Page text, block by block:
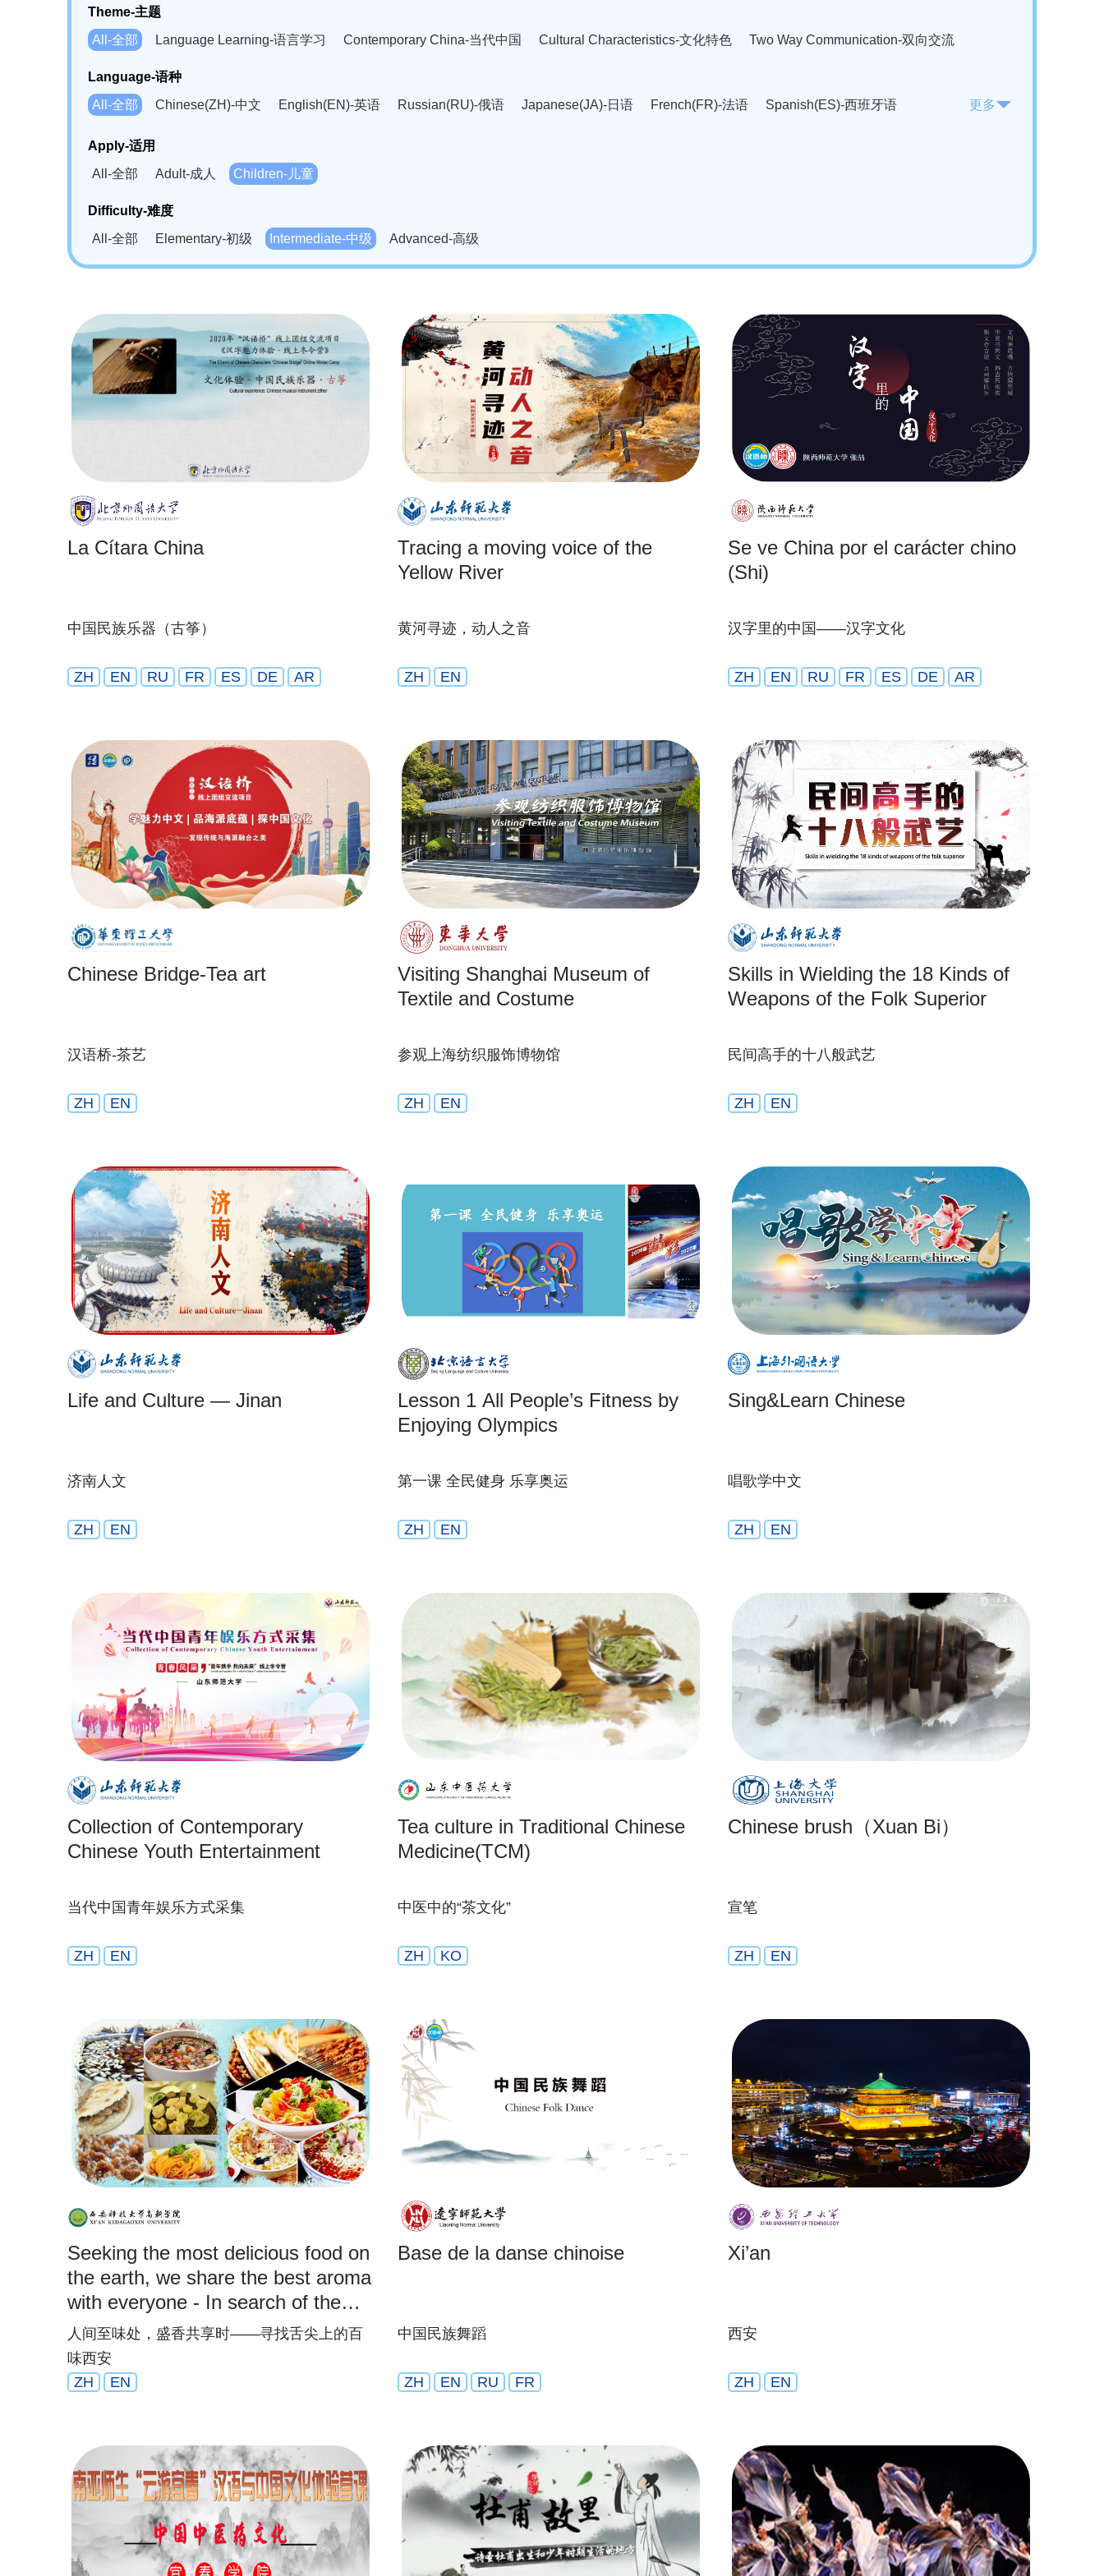
Theme-主题
All-全部
Language Learning-语言学习 Contemporary China-当代中国 Cultural Characteristics-文化特色 Two Way Communication-双向交流
Language-语种
All-全部
Chinese(ZH)-中文 English(EN)-英语 Russian(RU)-俄语 Japanese(JA)-日语 French(FR)-法语
Spanish(ES)-西班牙语
Bahasa Melayu(MS)-马来语
Swahili(SW)-斯瓦西里语
Kampuchea(KH)-柬埔寨语
更多
Apply-适用
All-全部
Adult-成人 Children-儿童
Difficulty-难度
All-全部
Elementary-初级 Intermediate-中级 Advanced-高级
La Cítara China
中国民族乐器（古筝）
ZH EN RU FR ES DE AR
Tracing a moving voice of the
Yellow River
黄河寻迹，动人之音
ZH EN
Se ve China por el carácter chino
(Shi)
汉字里的中国——汉字文化
ZH EN RU FR ES DE AR
Chinese Bridge-Tea art
汉语桥-茶艺
ZH EN
Visiting Shanghai Museum of
Textile and Costume
参观上海纺织服饰博物馆
ZH EN
Skills in Wielding the 18 Kinds of
Weapons of the Folk Superior
民间高手的十八般武艺
ZH EN
Life and Culture — Jinan
济南人文
ZH EN
Lesson 1 All People’s Fitness by
Enjoying Olympics
第一课 全民健身 乐享奥运
ZH EN
Sing&Learn Chinese
唱歌学中文
ZH EN
Collection of Contemporary
Chinese Youth Entertainment
当代中国青年娱乐方式采集
ZH EN
Tea culture in Traditional Chinese
Medicine(TCM)
中医中的“茶文化”
ZH KO
Chinese brush（Xuan Bi）
宣笔
ZH EN
Seeking the most delicious food on
the earth, we share the best aroma
with everyone - In search of the
best flavor in Xi’an
人间至味处，盛香共享时——寻找舌尖上的百
味西安
ZH
EN
Base de la danse chinoise
中国民族舞蹈
ZH EN RU FR
Xi’an
西安
ZH EN